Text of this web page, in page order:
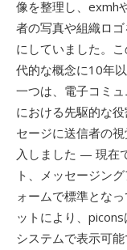
像を整理し、exmh
者の写真や組織ロ
にしていました。
代的な概念に10年
一つは、電子コミ
における先駆的な
セージに送信者の
入しました — 現在
ト、メッセージン
ォームで標準とな
ットにより、
システムで表示可